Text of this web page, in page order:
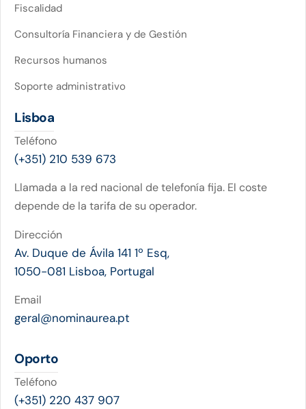
Fiscalidad
Consultoría Financiera y de Gestión
Recursos humanos
Soporte administrativo
Lisboa
Teléfono
(+351) 210 539 673
Llamada a la red nacional de telefonía fija. El coste
depende de la tarifa de su operador.
Dirección
Av. Duque de Ávila 141 1º Esq,
1050-081 Lisboa, Portugal
Email
geral@nominaurea.pt
Oporto
Teléfono
(+351) 220 437 907